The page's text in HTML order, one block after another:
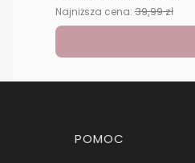
Najniższa cena: 39,99 zł
Linki w stopce
POMOC